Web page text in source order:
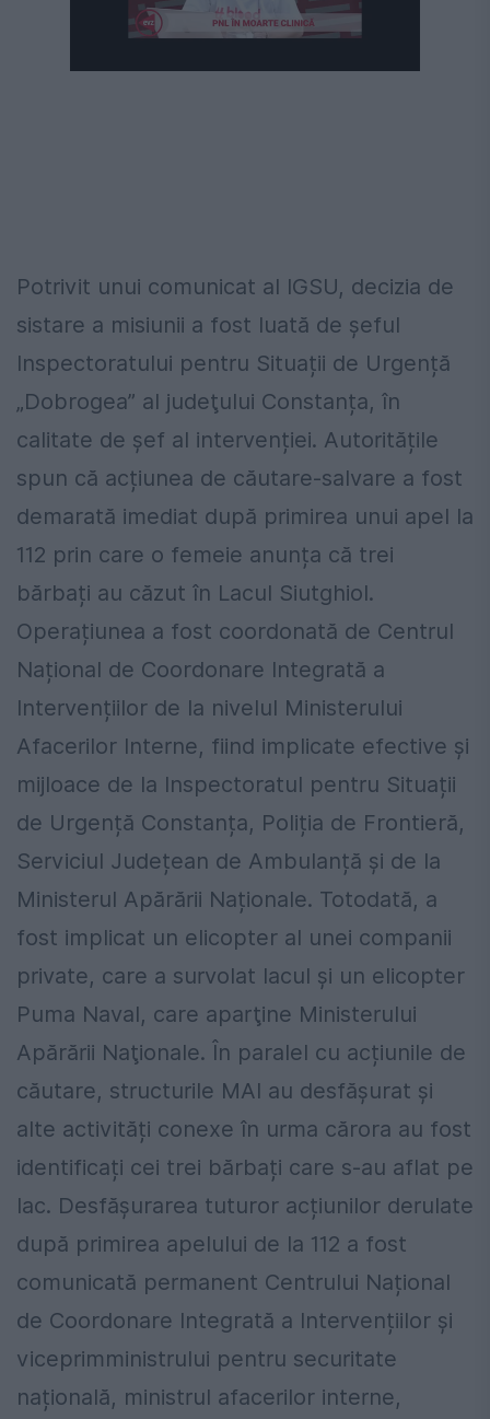
Potrivit unui comunicat al IGSU, decizia de
sistare a misiunii a fost luată de șeful
Inspectoratului pentru Situații de Urgență
„Dobrogea” al judeţului Constanța, în
calitate de șef al intervenției. Autoritățile
spun că acțiunea de căutare-salvare a fost
demarată imediat după primirea unui apel la
112 prin care o femeie anunța că trei
bărbați au căzut în Lacul Siutghiol.
Operațiunea a fost coordonată de Centrul
Național de Coordonare Integrată a
Intervențiilor de la nivelul Ministerului
Afacerilor Interne, fiind implicate efective și
mijloace de la Inspectoratul pentru Situații
de Urgență Constanța, Poliția de Frontieră,
Serviciul Județean de Ambulanță și de la
Ministerul Apărării Naționale. Totodată, a
fost implicat un elicopter al unei companii
private, care a survolat lacul şi un elicopter
Puma Naval, care aparţine Ministerului
Apărării Naţionale. În paralel cu acțiunile de
căutare, structurile MAI au desfășurat și
alte activități conexe în urma cărora au fost
identificați cei trei bărbați care s-au aflat pe
lac. Desfășurarea tuturor acțiunilor derulate
după primirea apelului de la 112 a fost
comunicată permanent Centrului Național
de Coordonare Integrată a Intervențiilor și
viceprimministrului pentru securitate
națională, ministrul afacerilor interne,